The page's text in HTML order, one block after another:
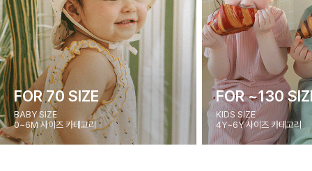
FOR 70 SIZE
BABY SIZE
0~6M 사이즈 카테고리
FOR ~130
KIDS SIZE
4Y~6Y 사이즈 카테고리